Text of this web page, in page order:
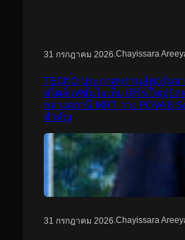
31 กรกฎาคม 2026.Chayissara
TECNO ประกาศทรานส์ฟอร์มจ
สไตล์แฟชั่นไอเท็ม เสิร์ฟใหญ่ปั
กลางสถานี MRT วาง POVA 8
สำคัญ
31 กรกฎาคม 2026.Chayissara